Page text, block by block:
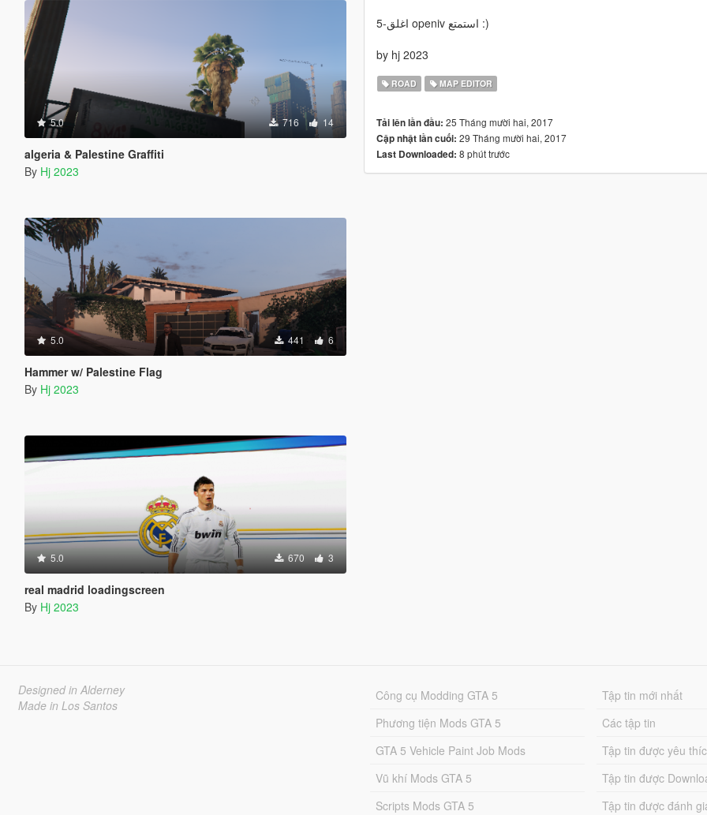
5.0 716 14
algeria & Palestine Graffiti
By Hj 2023
5.0 441 6
Hammer w/ Palestine Flag
By Hj 2023
5.0 670 3
real madrid loadingscreen
By Hj 2023
5-اغلق openiv استمتع :)
by hj 2023
ROAD MAP EDITOR
Tải lên lần đầu: 25 Tháng mười hai, 2017
Cập nhật lần cuối: 29 Tháng mười hai, 2017
Last Downloaded: 8 phút trước
Designed in Alderney
Made in Los Santos
Công cụ Modding GTA 5
Phương tiện Mods GTA 5
GTA 5 Vehicle Paint Job Mods
Vũ khí Mods GTA 5
Scripts Mods GTA 5
Tập tin mới nhất
Các tập tin
Tập tin được yêu
Tập tin được
Tập tin được đánh